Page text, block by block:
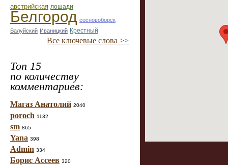
австрийская лошади
Белгород сосновоборск
Валуйский Иваницкий Крестный
Все ключевые слова >>
Топ 15
по количеству
комментариев:
Магаз Анатолий 2040
poroch 1132
sm 865
Yana 398
Admin 334
Борис Ассеев 320